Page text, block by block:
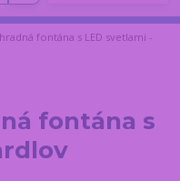
fontána s LED svetlami -
fontána s